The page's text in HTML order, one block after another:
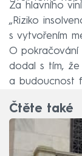
Za hlavního
„Riziko
s vytvořením
O pokračování
dodal s tím, že
a budoucnost
Čtěte také